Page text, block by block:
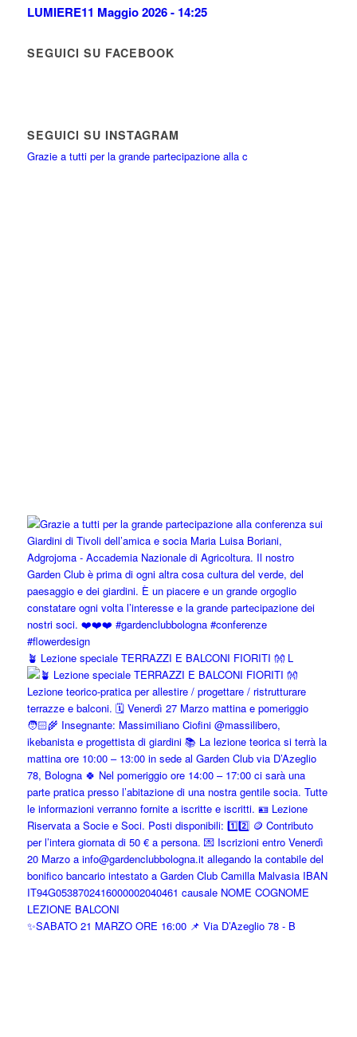
LUMIERE11 Maggio 2026 - 14:25
SEGUICI SU FACEBOOK
SEGUICI SU INSTAGRAM
Grazie a tutti per la grande partecipazione alla c
🪴 Lezione speciale TERRAZZI E BALCONI FIORITI 👐 L
✨SABATO 21 MARZO ORE 16:00 📌 Via D’Azeglio 78 - B